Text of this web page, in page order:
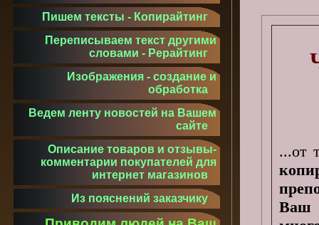
...от
Ваш
Пишем тексты - Копирайтинг
Переписываем текст другими
словами - Рерайтинг
Изображения - создание и
обработка
Ведем ленту новостей на Вашем
сайте
Описание товаров и отзывы-
комментарии покупателей для
интернет магазинов
Из пояснений заказчику